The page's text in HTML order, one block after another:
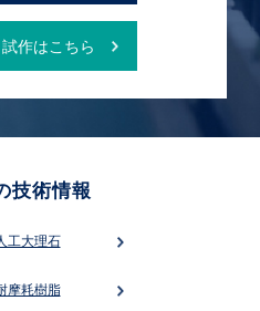
作はこちら
技術情報
工大理石
摩耗樹脂